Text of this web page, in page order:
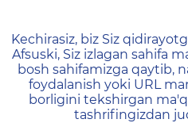
404 —
Kechirasiz, biz Siz
Afsuski, Siz izlagan sahifa
bosh sahifamizga qaytib,
foydalanish yoki URL
borligini tekshirgan
tashrifingizdan